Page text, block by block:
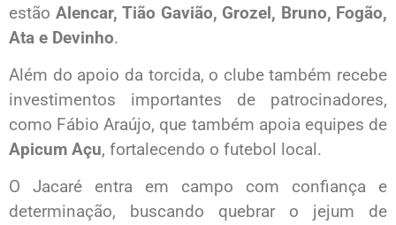
estão Alencar, Tião Gavião, Grozel, Bruno, Fogão,
Ata e Devinho.
Além do apoio da torcida, o clube também recebe
investimentos importantes de patrocinadores,
como Fábio Araújo, que também apoia equipes de
Apicum Açu, fortalecendo o futebol local.
O Jacaré entra em campo com confiança e
determinação, buscando quebrar o jejum de